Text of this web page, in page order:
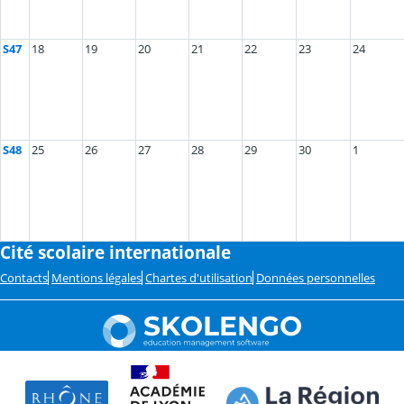
S47 18 19 20 21 22 23 24
S48 25 26 27 28 29 30 1
Cité scolaire internationale
Contacts Mentions légales Chartes d'utilisation Données personnelles